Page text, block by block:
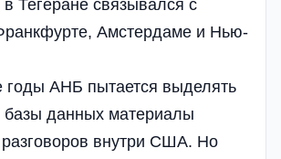
Тегеране связывался с
Амстердаме и Нью-
годы АНБ пытается выделять
базы данных материалы
разговоров внутри США. Но